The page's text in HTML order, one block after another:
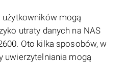
mogą
utraty danych na NAS
Oto kilka sposobów, w
uwierzytelniania mogą